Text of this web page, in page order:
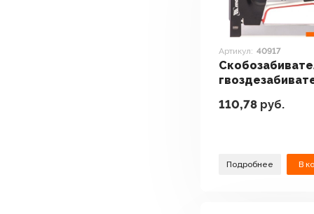
Артикул: 40917
40917
110,78 руб.
Подробнее В